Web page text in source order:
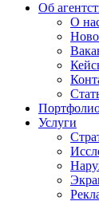
Об
О
Услуги